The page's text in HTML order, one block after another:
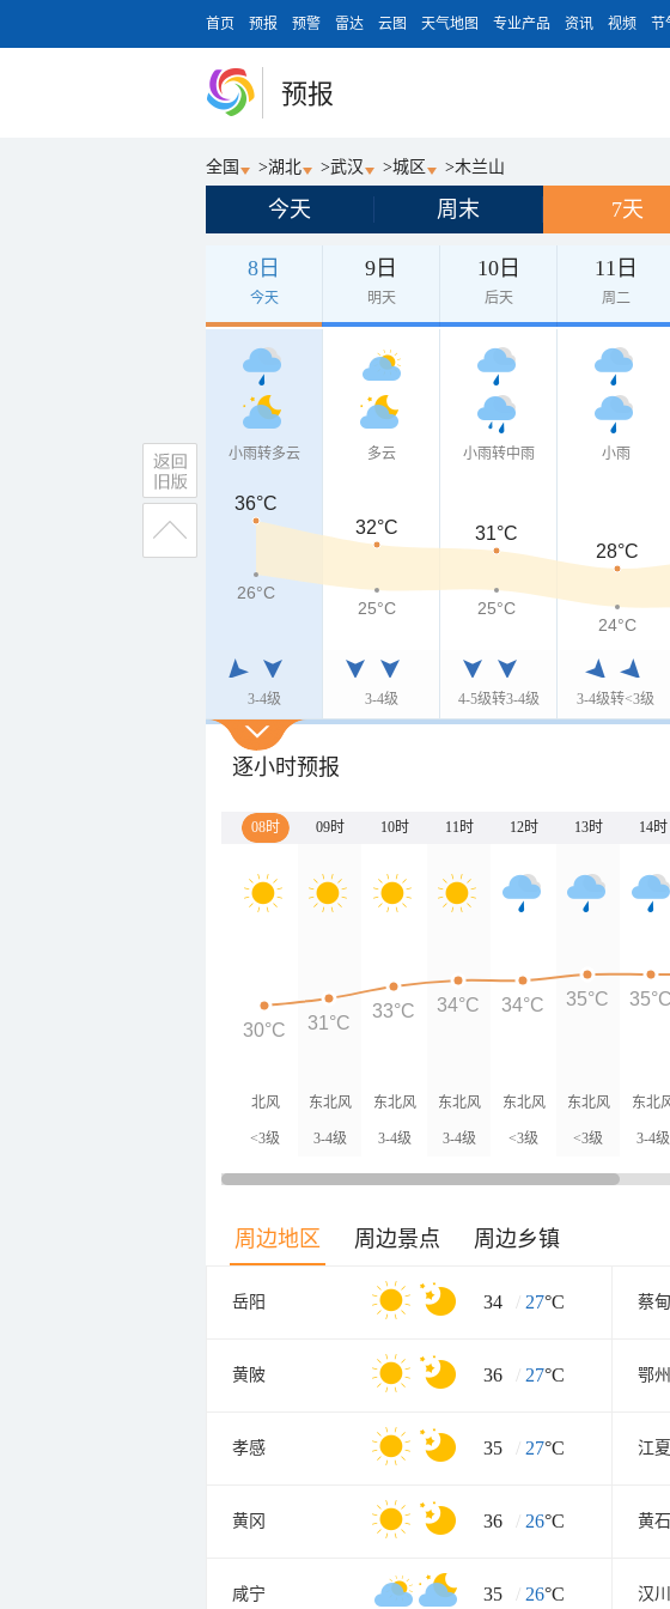
首页 预报 预警 雷达 云图 天气地图 专业产品 资讯 视频 节
预报
全国 >湖北 >武汉 >城区 >木兰山
今天 周末 7天
8日
今天
9日
明天
10日
后天
11日
周二
小雨转多云
3-4级
多云
3-4级
小雨转中雨
4-5级转3-4级
小雨
3-4级转<3级
36°C
32°C
31°C
28°C
26°C
25°C
25°C
24°C
逐小时预报
08时 09时 10时 11时 12时 13时 14时
北风
<3级
东北风
3-4级
东北风
3-4级
东北风
3-4级
东北风
<3级
东北风
<3级
东北
3-4级
30°C 31°C
33°C 34°C 34°C 35°C 35°C
周边地区 周边景点 周边乡镇
岳阳 34 / 27°C 蔡甸
黄陂 36 / 27°C 鄂州
孝感 35 / 27°C 江夏
黄冈 36 / 26°C 黄石
咸宁 35 / 26°C 汉川